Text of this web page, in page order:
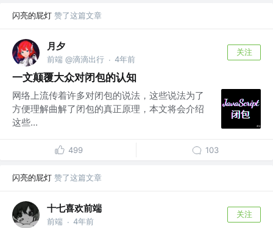
闪亮的屁灯 赞了这篇文章
月夕
前端 @滴滴出行 · 4年前
关注
一文颠覆大众对闭包的认知
网络上流传着许多对闭包的说法，这些说法为了
方便理解曲解了闭包的真正原理，本文将会介绍
这些...
499 103
闪亮的屁灯 赞了这篇文章
十七喜欢前端
前端 · 4年前
关注